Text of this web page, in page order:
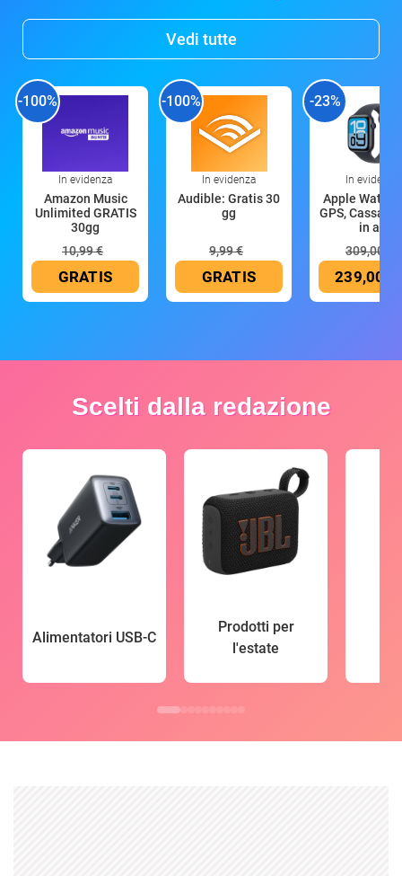
Vedi tutte
-100%
In evidenza
Amazon Music
Unlimited GRATIS
30gg
10,99 €
GRATIS
-100%
In evidenza
Audible: Gratis 30
gg
9,99 €
GRATIS
-23%
In evidenza
Apple Watch
GPS, Cassa
in all
309,00 €
239,00 €
Scelti dalla redazione
Alimentatori USB-C
Prodotti per
l'estate